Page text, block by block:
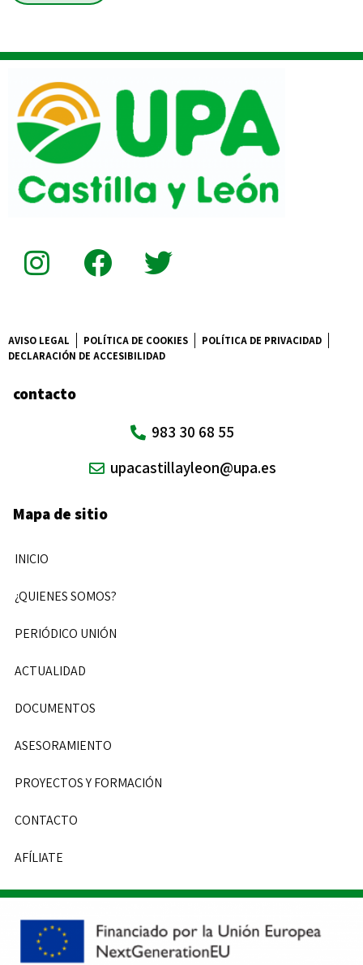
AVISO LEGAL POLÍTICA DE COOKIES
POLÍTICA DE PRIVACIDAD
DECLARACIÓN DE ACCESIBILIDAD
contacto
983 30 68 55
upacastillayleon@upa.es
Mapa de sitio
INICIO
¿QUIENES SOMOS?
PERIÓDICO UNIÓN
ACTUALIDAD
DOCUMENTOS
ASESORAMIENTO
PROYECTOS Y FORMACIÓN
CONTACTO
AFÍLIATE